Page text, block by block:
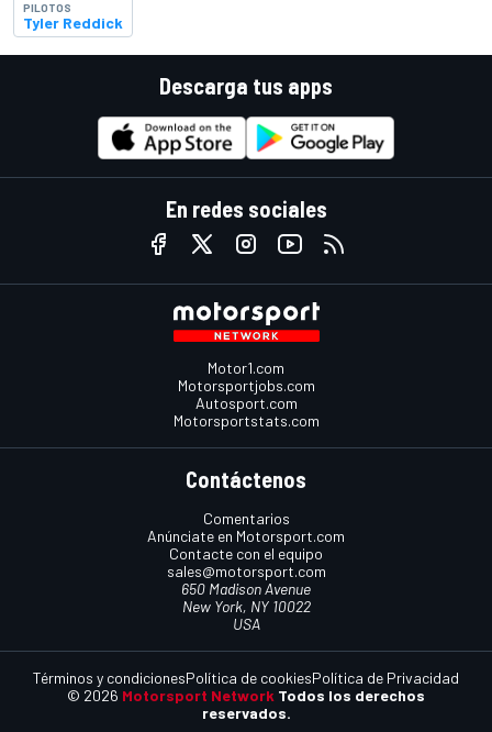
PILOTOS
Tyler Reddick
Descarga tus apps
En redes sociales
Motor1.com
Motorsportjobs.com
Autosport.com
Motorsportstats.com
Contáctenos
Comentarios
Anúnciate en Motorsport.com
Contacte con el equipo
sales@motorsport.com
650 Madison Avenue
New York, NY 10022
USA
© 2026 Motorsport Network Todos los derechos
reservados.
Términos y condicionesPolítica de cookiesPolítica de Privacidad